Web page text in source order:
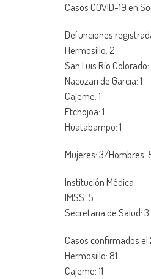
Casos COVID-19 en
Defunciones
Hermosillo: 2
San Luis Río
Nacozari de García: 1
Cajeme: 1
Etchojoa: 1
Huatabampo: 1
Mujeres: 3/Hombres:
Institución Médica
IMSS: 5
Secretaría de Salud: 3
Casos confirmados el
Hermosillo: 81
Cajeme: 11